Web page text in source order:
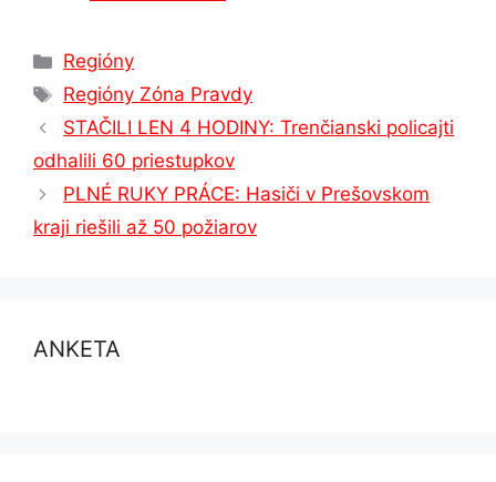
Kategórie
Regióny
Značky
Regióny Zóna Pravdy
STAČILI LEN 4 HODINY: Trenčianski policajti
odhalili 60 priestupkov
PLNÉ RUKY PRÁCE: Hasiči v Prešovskom
kraji riešili až 50 požiarov
ANKETA